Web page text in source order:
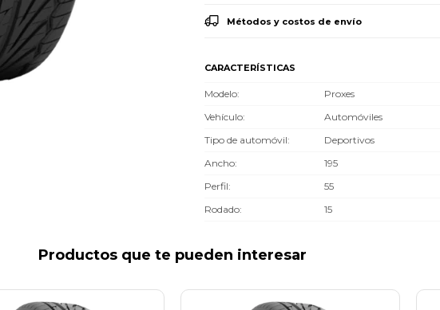
Métodos y costos de envío
CARACTERÍSTICAS
Modelo
Proxes
Vehículo
Automóviles
Tipo de automóvil
Deportivos
Ancho
195
Perfil
55
Rodado
15
Productos que te pueden interesar